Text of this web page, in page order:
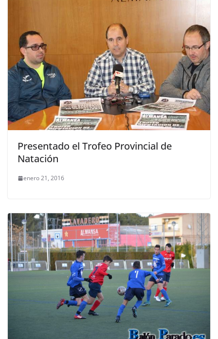
Presentado el Trofeo Provincial de
Natación
enero 21, 2016